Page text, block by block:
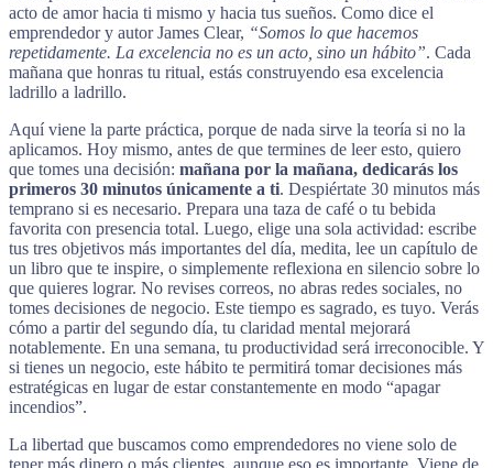
acto de amor hacia ti mismo y hacia tus sueños. Como dice el
emprendedor y autor James Clear, “Somos lo que hacemos
repetidamente. La excelencia no es un acto, sino un hábito”. Cada
mañana que honras tu ritual, estás construyendo esa excelencia
ladrillo a ladrillo.
Aquí viene la parte práctica, porque de nada sirve la teoría si no la
aplicamos. Hoy mismo, antes de que termines de leer esto, quiero
que tomes una decisión: mañana por la mañana, dedicarás los
primeros 30 minutos únicamente a ti. Despiértate 30 minutos más
temprano si es necesario. Prepara una taza de café o tu bebida
favorita con presencia total. Luego, elige una sola actividad: escribe
tus tres objetivos más importantes del día, medita, lee un capítulo de
un libro que te inspire, o simplemente reflexiona en silencio sobre lo
que quieres lograr. No revises correos, no abras redes sociales, no
tomes decisiones de negocio. Este tiempo es sagrado, es tuyo. Verás
cómo a partir del segundo día, tu claridad mental mejorará
notablemente. En una semana, tu productividad será irreconocible. Y
si tienes un negocio, este hábito te permitirá tomar decisiones más
estratégicas en lugar de estar constantemente en modo “apagar
incendios”.
La libertad que buscamos como emprendedores no viene solo de
tener más dinero o más clientes, aunque eso es importante. Viene de